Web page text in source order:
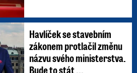
Havlíček se stavebním
zákonem protlačil změnu
názvu svého ministerstva.
Bude to stát ...